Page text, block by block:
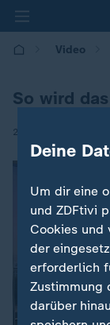
Video
So wird
27.06.2025 | 05:30
Deine
Um dir eine
und ZDFtivi
Cookies und
der
erforderlich
Zustimmung
darüber